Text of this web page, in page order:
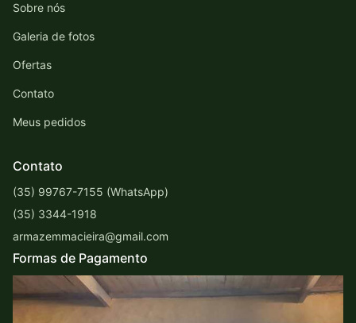
Sobre nós
Galeria de fotos
Ofertas
Contato
Meus pedidos
Contato
(35) 99767-7155 (WhatsApp)
(35) 3344-1918
armazemmacieira@gmail.com
Formas de Pagamento